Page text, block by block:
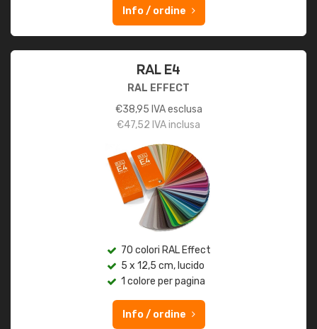
Info / ordine
RAL E4
RAL EFFECT
€38,95 IVA esclusa
€47,52 IVA inclusa
70 colori RAL Effect
5 x 12,5 cm, lucido
1 colore per pagina
Info / ordine